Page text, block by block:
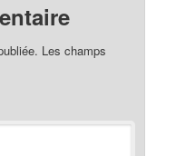
Les champs